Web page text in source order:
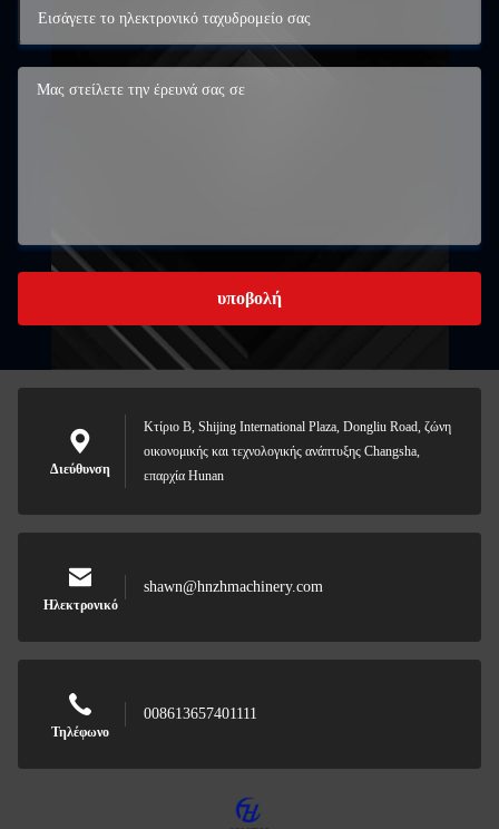
υποβολή
Διεύθυνση
Κτίριο Β, Shijing International Plaza, Dongliu Road, ζώνη
οικονομικής και τεχνολογικής ανάπτυξης Changsha,
επαρχία Hunan
Ηλεκτρονικό
shawn@hnzhmachinery.com
Τηλέφωνο
008613657401111